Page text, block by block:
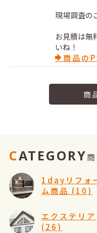
現場調査の
お見積は無
いね！
商品の
商
CATEGORY
1dayリフォ
ム商品 (10)
エクステリア
(26)